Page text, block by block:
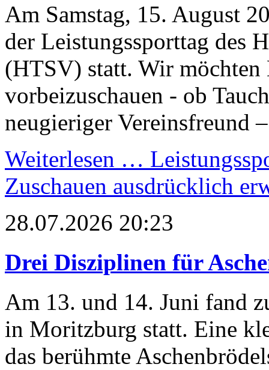
Am Samstag, 15. August
der Leistungssporttag des
(HTSV) statt. Wir
vorbeizuschauen - ob
neugieriger Vereinsfreund
Weiterlesen …
Zuschauen ausdrücklich
28.07.2026 20:23
Drei Disziplinen für
Am 13. und 14. Juni fand
in Moritzburg statt. Eine
das berühmte